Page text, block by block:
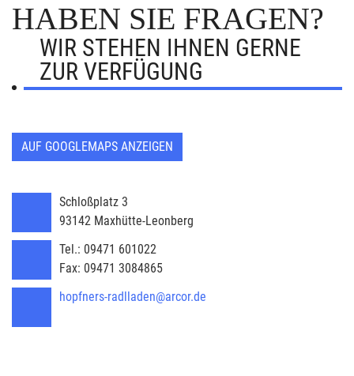
HABEN SIE FRAGEN?
WIR STEHEN IHNEN GERNE
ZUR VERFÜGUNG
AUF GOOGLEMAPS ANZEIGEN
Schloßplatz 3
93142 Maxhütte-Leonberg
Tel.: 09471 601022
Fax: 09471 3084865
hopfners-radlladen@arcor.de